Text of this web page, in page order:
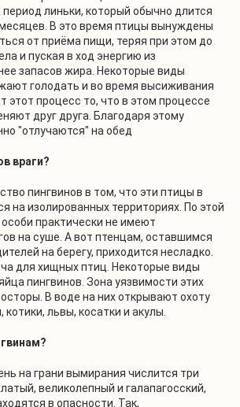
период линьки, который обычно длится
В это время птицы вынуждены
от приёма пищи, теряя при этом до
и пуская в ход энергию из
запасов жира. Некоторые виды
голодать и во время высиживания
этот процесс то, что в этом процессе
друг друга. Благодаря этому
"отлучаются" на обед
враги?
пингвинов в том, что эти птицы в
на изолированных территориях. По этой
практически не имеют
на суше. А вот птенцам, оставшимся
на берегу, приходится несладко.
для хищных птиц. Некоторые виды
пингвинов. Зона уязвимости этих
В воде на них открывают охоту
львы, косатки и акулы.
на грани вымирания числится три
великолепный и галапагосский,
в опасности. Так,